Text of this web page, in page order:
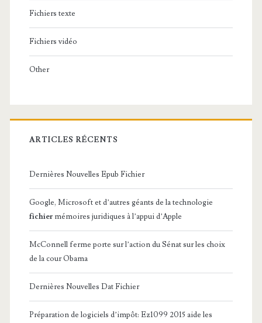
Fichiers texte
Fichiers vidéo
Other
ARTICLES RÉCENTS
Dernières Nouvelles Epub Fichier
Google, Microsoft et d’autres géants de la technologie
fichier mémoires juridiques à l’appui d’Apple
McConnell ferme porte sur l’action du Sénat sur les choix
de la cour Obama
Dernières Nouvelles Dat Fichier
Préparation de logiciels d’impôt: Ez1099 2015 aide les